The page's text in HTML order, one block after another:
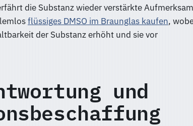
die Substanz wieder verstärkte
flüssiges DMSO im Braunglas kaufen,
der Substanz erhöht und sie vor
und